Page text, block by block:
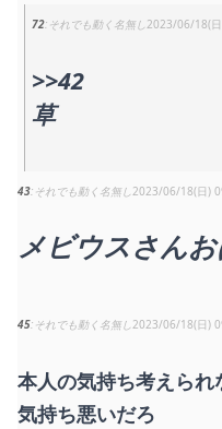
72 それでも動く名無し2023/06/18(
>>42
草
43 それでも動く名無し2023/06/18(日)
メビウスさん
45 それでも動く名無し2023/06/18(日)
本人の気持ち考えられ
気持ち悪いだろ